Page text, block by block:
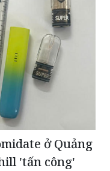
ở Quảng
'tấn công'